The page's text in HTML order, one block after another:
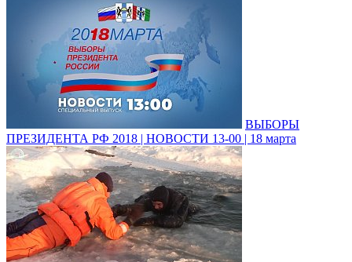
ВЫБОРЫ
ПРЕЗИДЕНТА РФ 2018 | НОВОСТИ 13-00 | 18 марта